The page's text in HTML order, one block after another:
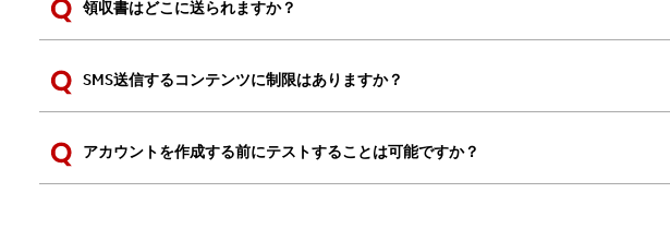
領収書はどこに送られますか？
SMS送信するコンテンツに制限はありますか？
アカウントを作成する前にテストすることは可能ですか？